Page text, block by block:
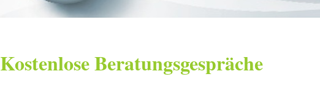
Kostenlose Beratungsgespräche